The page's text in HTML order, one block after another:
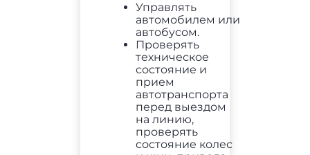
Управлять
автомобилем или
автобусом.
Проверять
техническое
состояние и
прием
автотранспорта
перед выездом
на линию,
проверять
состояние колес